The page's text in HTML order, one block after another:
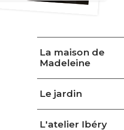
Navigation
La maison de
Madeleine
Le jardin
L'atelier Ibéry